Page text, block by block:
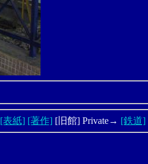
[表紙] [著作] [旧館] Private→ [鉄道]